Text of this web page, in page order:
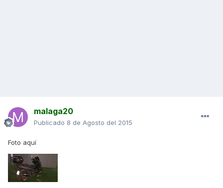
malaga20
Publicado 8 de Agosto del 2015
Foto aquí